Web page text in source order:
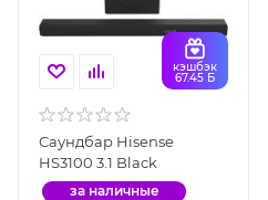
кэшбэк
67.45 Б
Саундбар Hisense
HS3100 3.1 Black
за наличные